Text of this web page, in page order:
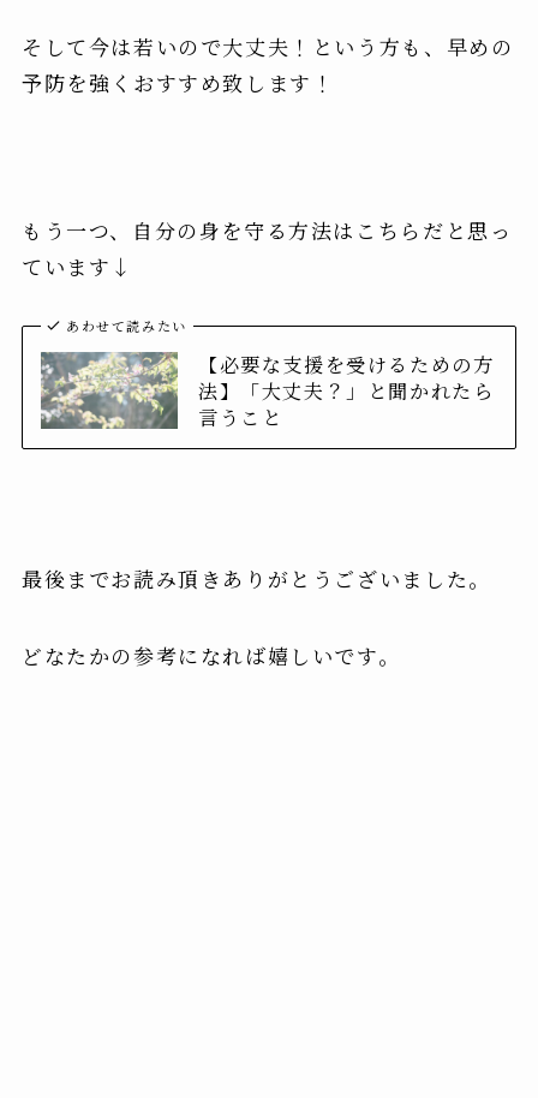
そして今は若いので大丈夫！という方も、 早めの
予防を強くおすすめ致します ！
もう一つ、自分の身を守る方法はこちらだと思っ
ています↓
あわせて読みたい
【必要な支援を受けるための方
法】「大丈夫？」と聞かれたら
言うこと
最後までお読み頂きありがとうございました。
どなたかの参考になれば嬉しいです。